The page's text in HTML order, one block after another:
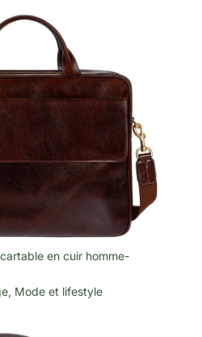
en cuir homme-
, Mode et lifestyle